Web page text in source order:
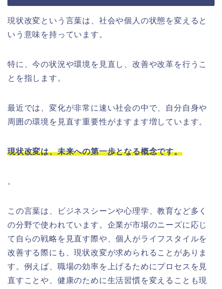
現状改変という言葉は、社会や個人の状態を変えると
いう意味を持っています。
特に、今の状況や環境を見直し、改善や改革を行うこ
とを指します。
最近では、変化が非常に速い社会の中で、自分自身や
周囲の環境を見直す重要性がますます増しています。
現状改変は、未来への第一歩となる概念です。
。
この言葉は、ビジネスシーンや心理学、教育など多く
の分野で使われています。企業が市場のニーズに応じ
て自らの戦略を見直す際や、個人がライフスタイルを
改善する際にも、現状改変が求められることがありま
す。例えば、職場の効率を上げるためにプロセスを見
直すことや、健康のために生活習慣を変えることも現